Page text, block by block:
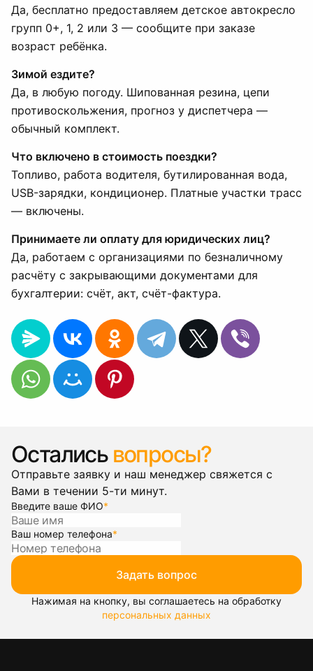
Да, бесплатно предоставляем детское автокресло
групп 0+, 1, 2 или 3 — сообщите при заказе
возраст ребёнка.
Зимой ездите?
Да, в любую погоду. Шипованная резина, цепи
противоскольжения, прогноз у диспетчера —
обычный комплект.
Что включено в стоимость поездки?
Топливо, работа водителя, бутилированная вода,
USB-зарядки, кондиционер. Платные участки трасс
— включены.
Принимаете ли оплату для юридических лиц?
Да, работаем с организациями по безналичному
расчёту с закрывающими документами для
бухгалтерии: счёт, акт, счёт-фактура.
Остались вопросы?
Отправьте заявку и наш менеджер свяжется с
Вами в течении 5-ти минут.
Введите ваше ФИО*
Ваш номер телефона*
Задать вопрос
Нажимая на кнопку, вы соглашаетесь на обработку
персональных данных